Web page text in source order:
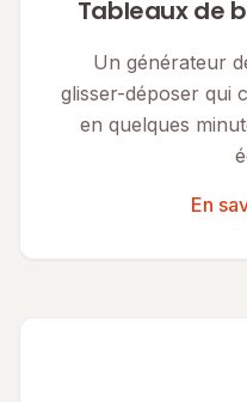
Tableaux de
Un générateur
glisser-déposer qui
en quelques
En